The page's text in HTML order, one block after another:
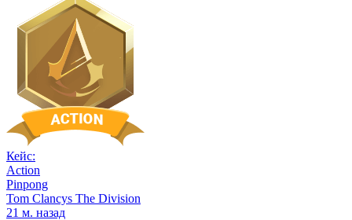
Кейс:
Action
Pinpong
Tom Clancys The Division
21 м. назад